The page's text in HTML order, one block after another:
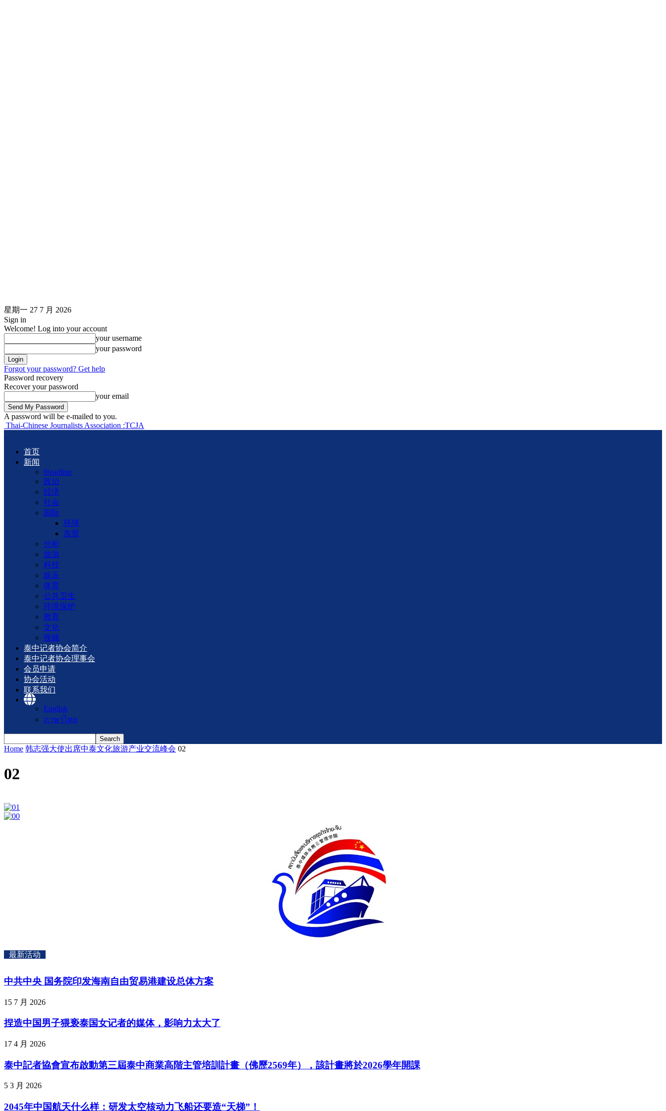
星期一 27 7 月 2026
Sign in
Welcome! Log into your account
your username
your password
Forgot your password? Get help
Password recovery
Recover your password
your email
A password will be e-mailed to you.
Thai-Chinese Journalists Association :TCJA
首页
新闻
Headline
政治
经济
社会
国际
环球
东盟
分析
旅游
科技
娱乐
体育
公共卫生
环境保护
教育
文化
视频
泰中记者协会简介
泰中记者协会理事会
会员申请
协会活动
联系我们
English
ภาษาไทย
Home 韩志强大使出席中泰文化旅游产业交流峰会 02
02
最新活动
中共中央 国务院印发海南自由贸易港建设总体方案
15 7 月 2026
捏造中国男子猥亵泰国女记者的媒体，影响力太大了
17 4 月 2026
泰中記者協會宣布啟動第三屆泰中商業高階主管培訓計畫（佛歷2569年），該計畫將於2026學年開課
5 3 月 2026
2045年中国航天什么样：研发太空核动力飞船还要造“天梯”！